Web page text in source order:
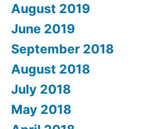
August 2019
June 2019
September 2018
August 2018
July 2018
May 2018